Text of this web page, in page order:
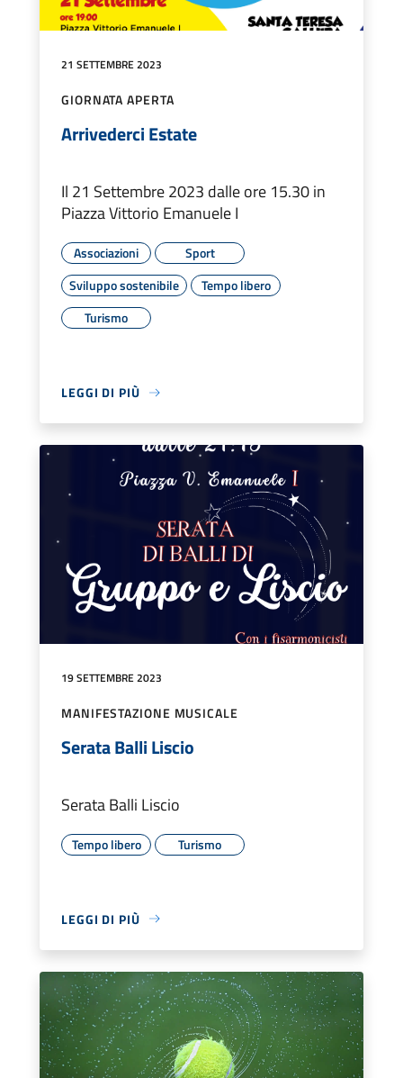
21 SETTEMBRE 2023
GIORNATA APERTA
Arrivederci Estate
Il 21 Settembre 2023 dalle ore 15.30 in
Piazza Vittorio Emanuele I
Associazioni
Sport
Sviluppo sostenibile
Tempo libero
Turismo
LEGGI DI PIÙ
19 SETTEMBRE 2023
MANIFESTAZIONE MUSICALE
Serata Balli Liscio
Serata Balli Liscio
Tempo libero Turismo
LEGGI DI PIÙ